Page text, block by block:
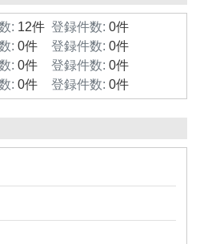
: 12件 登録件数: 0件
: 0件 登録件数: 0件
: 0件 登録件数: 0件
: 0件 登録件数: 0件